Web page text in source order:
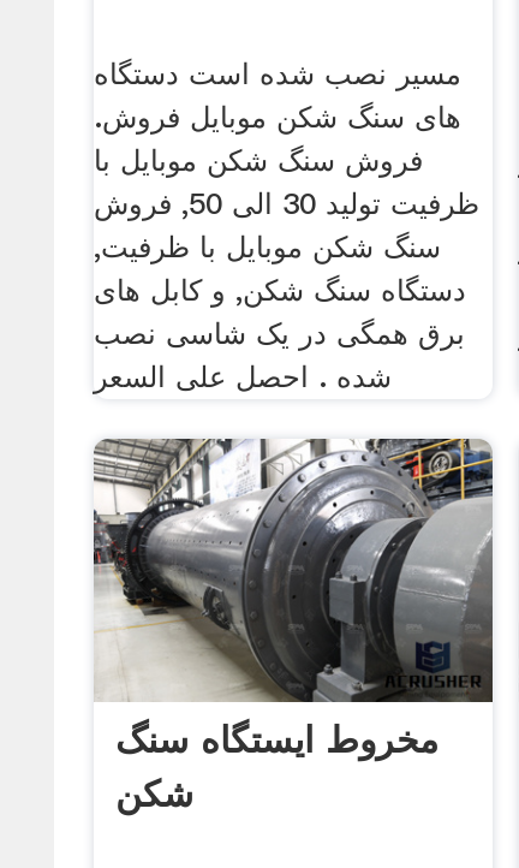
مسیر نصب شده است دستگاه
های سنگ شکن موبایل فروش.
فروش سنگ شکن موبایل با
ظرفیت تولید 30 الی 50, فروش
سنگ شکن موبایل با ظرفیت,
دستگاه سنگ شکن, و کابل های
برق همگی در یک شاسی نصب
شده . احصل على السعر
مخروط ایستگاه سنگ
شکن